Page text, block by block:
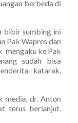
berbeda di
bibir sumbing ini
Pak Wapres dan
mengaku ke Pak
sudah bisa
katarak,
media, dr. Anton
terus berlanjut.